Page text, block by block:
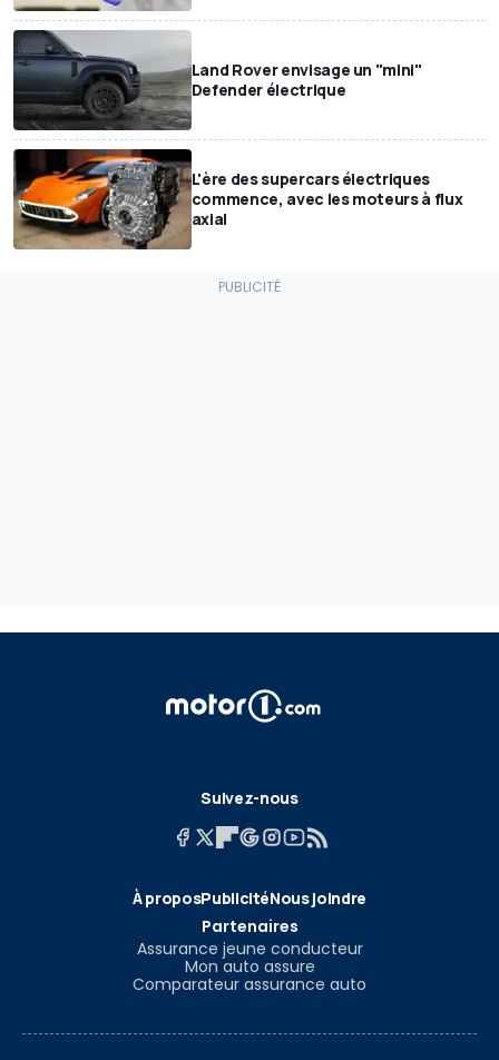
Land Rover envisage un "mini"
Defender électrique
L'ère des supercars électriques
commence, avec les moteurs à flux
axial
Suivez-nous
À proposPublicitéNous joindre
Partenaires
Assurance jeune conducteur
Mon auto assure
Comparateur assurance auto